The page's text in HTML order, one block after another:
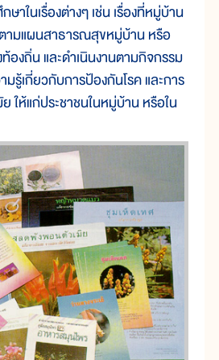
ในเรื่องต่างๆ เช่น เรื่องที่หมู่บ้าน
ตามแผนสาธารณสุขหมู่บ้าน หรือ
องถิ่น และดำเนินงานตามกิจกรรม
รู้เกี่ยวกับการป้องกันโรค และการ
ให้แก่ประชาชนในหมู่บ้าน หรือใน